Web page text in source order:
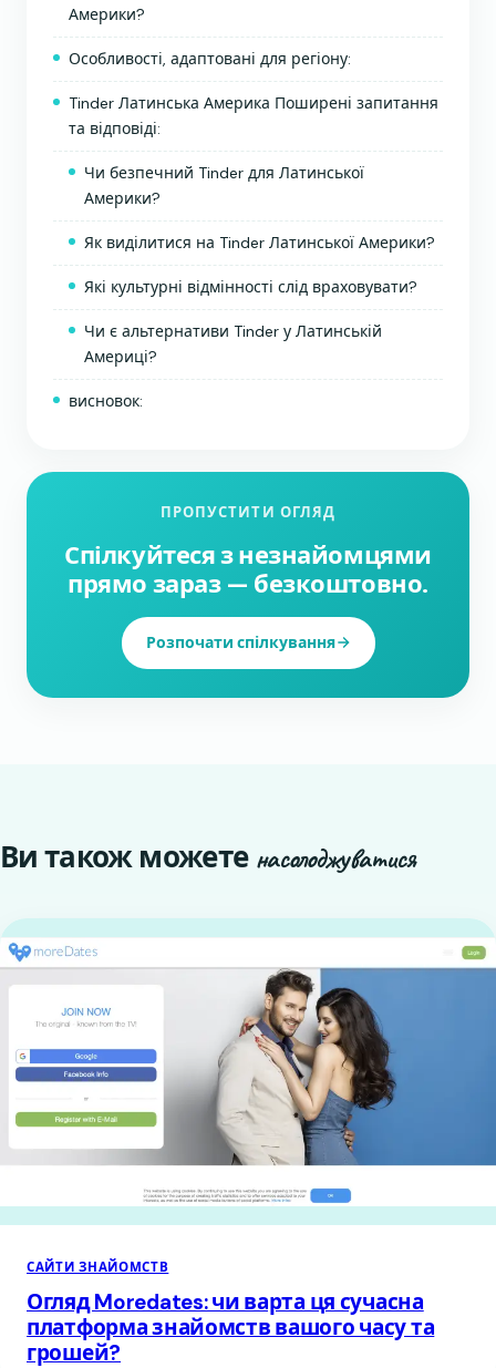
Америки?
Особливості, адаптовані для регіону:
Tinder Латинська Америка Поширені запитання
та відповіді:
Чи безпечний Tinder для Латинської
Америки?
Як виділитися на Tinder Латинської Америки?
Які культурні відмінності слід враховувати?
Чи є альтернативи Tinder у Латинській
Америці?
висновок:
ПРОПУСТИТИ ОГЛЯД
Спілкуйтеся з незнайомцями
прямо зараз — безкоштовно.
Розпочати спілкування
Ви також можете насолоджуватися
САЙТИ ЗНАЙОМСТВ
Огляд Moredates: чи варта ця сучасна
платформа знайомств вашого часу та
грошей?